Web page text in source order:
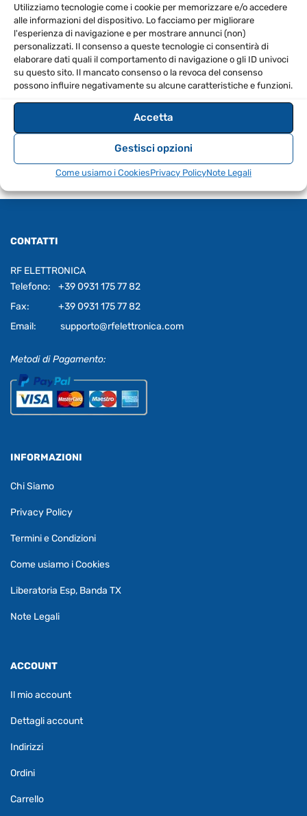
Utilizziamo tecnologie come i cookie per memorizzare e/o accedere
alle informazioni del dispositivo. Lo facciamo per migliorare
l'esperienza di navigazione e per mostrare annunci (non)
personalizzati. Il consenso a queste tecnologie ci consentirà di
elaborare dati quali il comportamento di navigazione o gli ID univoci
su questo sito. Il mancato consenso o la revoca del consenso
possono influire negativamente su alcune caratteristiche e funzioni.
Accetta
Gestisci opzioni
Come usiamo i CookiesPrivacy PolicyNote Legali
più bassa dell’RG-213, quasi quanto quella dell’ Aircom
Premium (v.tavola).
Schermatura doppia realizzata con treccia e foglio di
rame. Disponibile a metri o in bobine di 25, 50 o 100m.
CONTATTI
RF ELETTRONICA
Telefono:
+39 0931 175 77 82
Fax:
+39 0931 175 77 82
Email:
supporto@rfelettronica.com
Metodi di Pagamento:
INFORMAZIONI
Chi Siamo
Privacy Policy
Termini e Condizioni
Come usiamo i Cookies
Liberatoria Esp, Banda TX
Note Legali
ACCOUNT
Il mio account
Dettagli account
Indirizzi
Ordini
Carrello